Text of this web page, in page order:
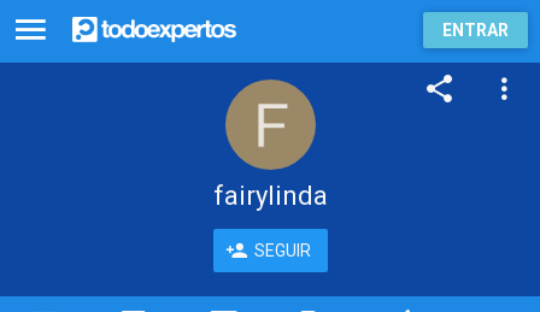
ENTRAR
fairylinda
SEGUIR